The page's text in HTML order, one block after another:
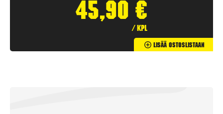
45,90 €
/ kpl
Lisää Ostoslistaan